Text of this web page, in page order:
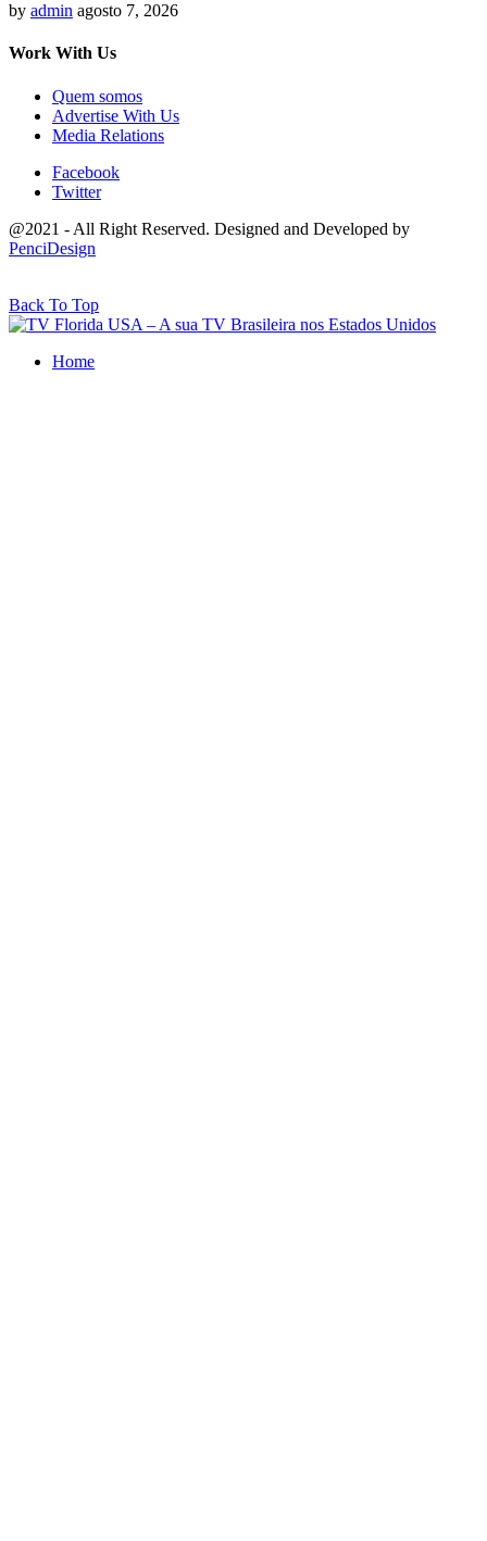
by admin agosto 7, 2026
Work With Us
Quem somos
Advertise With Us
Media Relations
Facebook
Twitter
@2021 - All Right Reserved. Designed and Developed by
PenciDesign
Back To Top
Home